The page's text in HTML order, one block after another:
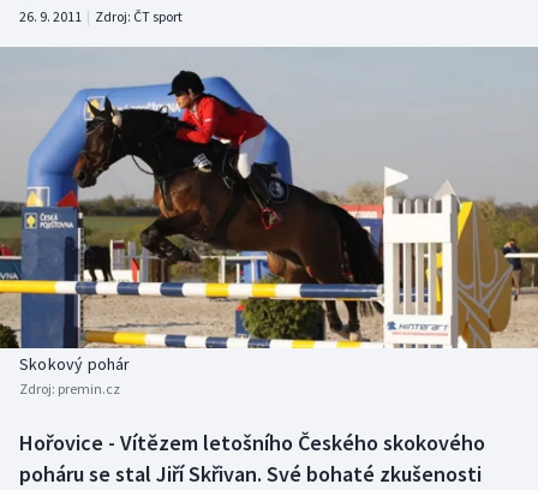
Atletika
Cyklistika
DALŠÍ SPORTY
Americký fotbal
Baseball a softbal
Basketbal
Biatlon
Boby a skeleton
NEPŘEHLÉDNĚTE
Soutěže
Historické návraty
Aplikace ČT sport
AZ kvíz
26. 9. 2011 | Zdroj: ČT sport
Skokový pohár
Zdroj: premin.cz
Hořovice - Vítězem letošního Českého skokového
poháru se stal Jiří Skřivan. Své bohaté zkušenosti